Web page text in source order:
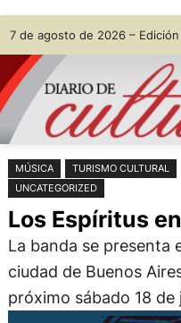
Saltar
al
contenido
Skip
to
content
7 de agosto de 2026 – Edición
MÚSICA
TURISMO CULTURAL
UNCATEGORIZED
Los Espíritus
La banda se presenta
ciudad de Buenos
próximo sábado 18 de